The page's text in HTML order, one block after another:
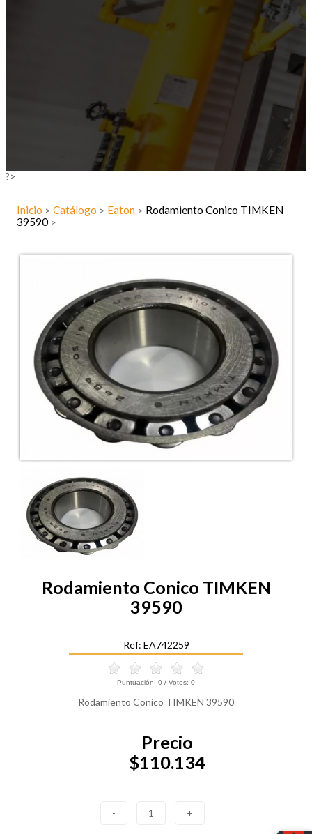
?>
Inicio > Catálogo > Eaton > Rodamiento Conico TIMKEN
39590 >
Rodamiento Conico TIMKEN
39590
Ref: EA742259
Puntuación: 0 / Votos: 0
Rodamiento Conico TIMKEN 39590
Precio
$110.134
- 1 +